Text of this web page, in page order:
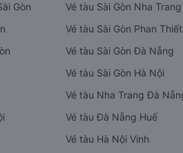
Gòn
Vé tàu Sài Gòn Nha Trang
Vé tàu Sài Gòn Phan Thiết
Vé tàu Sài Gòn Đà Nẵng
Vé tàu Sài Gòn Hà Nội
Vé tàu Nha Trang Đà
Vé tàu Đà Nẵng Huế
Vé tàu Hà Nội Vinh